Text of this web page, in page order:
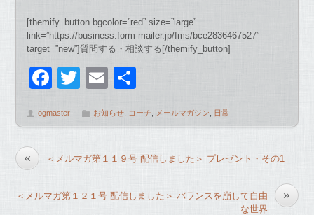
[themify_button bgcolor=”red” size=”large”
link=”https://business.form-mailer.jp/fms/bce2836467527″
target=”new”]質問する・相談する[/themify_button]
F
c
b
o
T
tt
E
ail
ogmaster お知らせ コーチ メールマガジン 日常
« ＜メルマガ第１１９号 配信しました＞ プレゼント・その1
»
＜メルマガ第１２１号 配信しました＞ バランスを崩して自由
な世界